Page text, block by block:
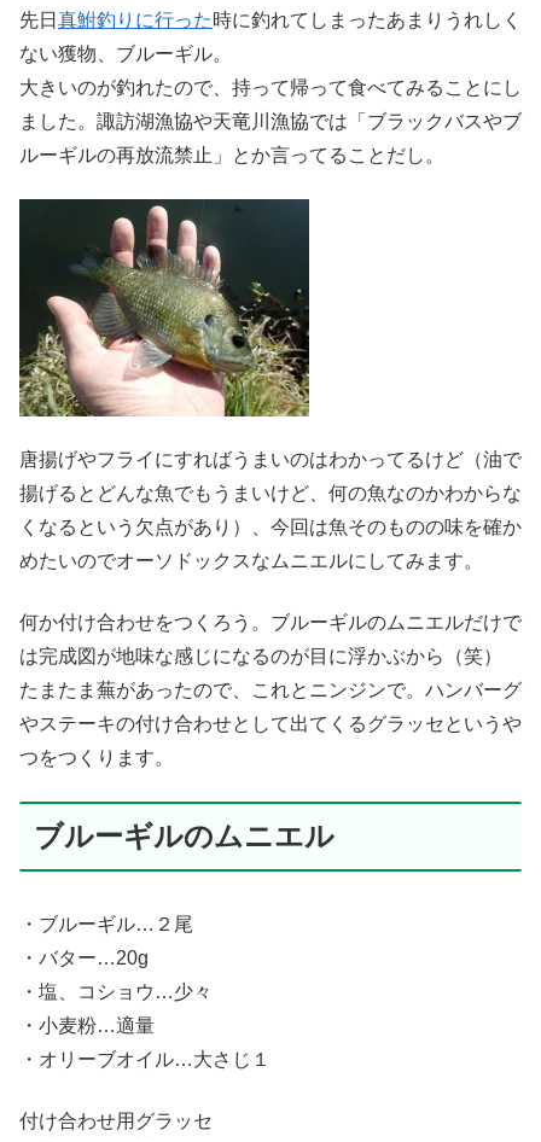
先日 真鮒釣りに行った時に釣れてしまったあまりうれしく
ない獲物、ブルーギル。
大きいのが釣れたので、持って帰って食べてみることにし
ました。諏訪湖漁協や天竜川漁協では「ブラックバスやブ
ルーギルの再放流禁止」とか言ってることだし。
唐揚げやフライにすればうまいのはわかってるけど（油で
揚げるとどんな魚でもうまいけど、何の魚なのかわからな
くなるという欠点があり）、今回は魚そのものの味を確か
めたいのでオーソドックスなムニエルにしてみます。
何か付け合わせをつくろう。ブルーギルのムニエルだけで
は完成図が地味な感じになるのが目に浮かぶから（笑）
たまたま蕪があったので、これとニンジンで。ハンバーグ
やステーキの付け合わせとして出てくるグラッセというや
つをつくります。
ブルーギルのムニエル
・ブルーギル…２尾
・バター…20g
・塩、コショウ…少々
・小麦粉…適量
・オリーブオイル…大さじ１
付け合わせ用グラッセ